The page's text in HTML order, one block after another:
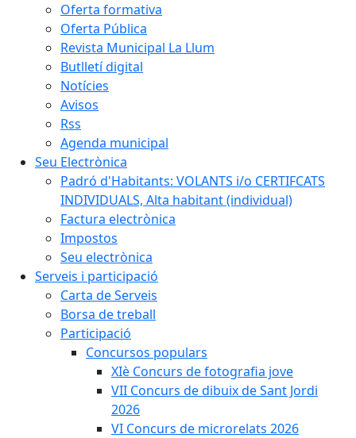
Oferta formativa
Oferta Pública
Revista Municipal La Llum
Butlletí digital
Notícies
Avisos
Rss
Agenda municipal
Seu Electrònica
Padró d'Habitants: VOLANTS i/o CERTIFCATS
INDIVIDUALS, Alta habitant (individual)
Factura electrònica
Impostos
Seu electrònica
Serveis i participació
Carta de Serveis
Borsa de treball
Participació
Concursos populars
XIè Concurs de fotografia jove
VII Concurs de dibuix de Sant Jordi
2026
VI Concurs de microrelats 2026